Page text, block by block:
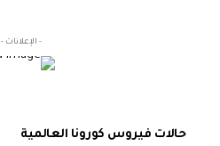
- الإعلانات -
حالات فيروس كورونا العالمية